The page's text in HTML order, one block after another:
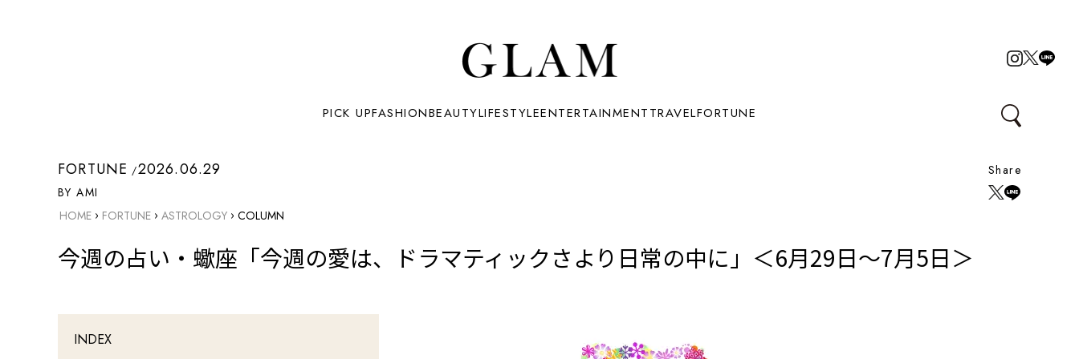
PICK UPFASHIONBEAUTYLIFESTYLEENTERTAINMENTTRAVELFORTUNE
FORTUNE 2026.06.29
BY AMI
Share
HOME › FORTUNE › ASTROLOGY › COLUMN
今週の占い・蠍座「今週の愛は、ドラマティックさより日常の中に」＜6月29日～7月5日＞
INDEX